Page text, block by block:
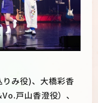
りみ役)、大橋彩香
戸山香澄役）、